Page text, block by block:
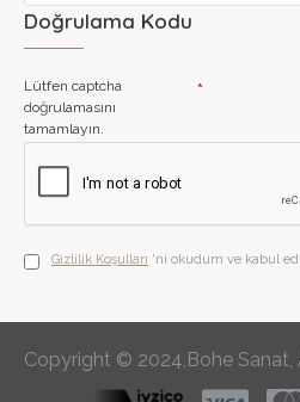
Doğrulama Kodu
Lütfen captcha
doğrulamasını
tamamlayın.
Gizlilik Koşulları 'ni okudum ve kabul
Copyright © 2024,Bohe Sanat,